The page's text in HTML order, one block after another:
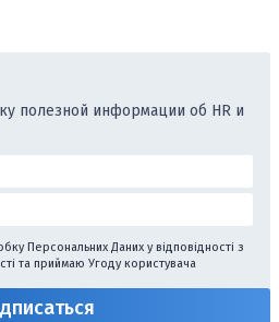
полезной информации об HR и
Персональних Даних у відповідності з
та приймаю Угоду користувача